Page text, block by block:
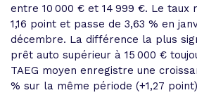
entre 10 000 € et 14 999 €. Le taux
1,16 point et passe de 3,63 % en
décembre. La différence la plus
prêt auto supérieur à 15 000 €
TAEG moyen enregistre une
% sur la même période (+1,27